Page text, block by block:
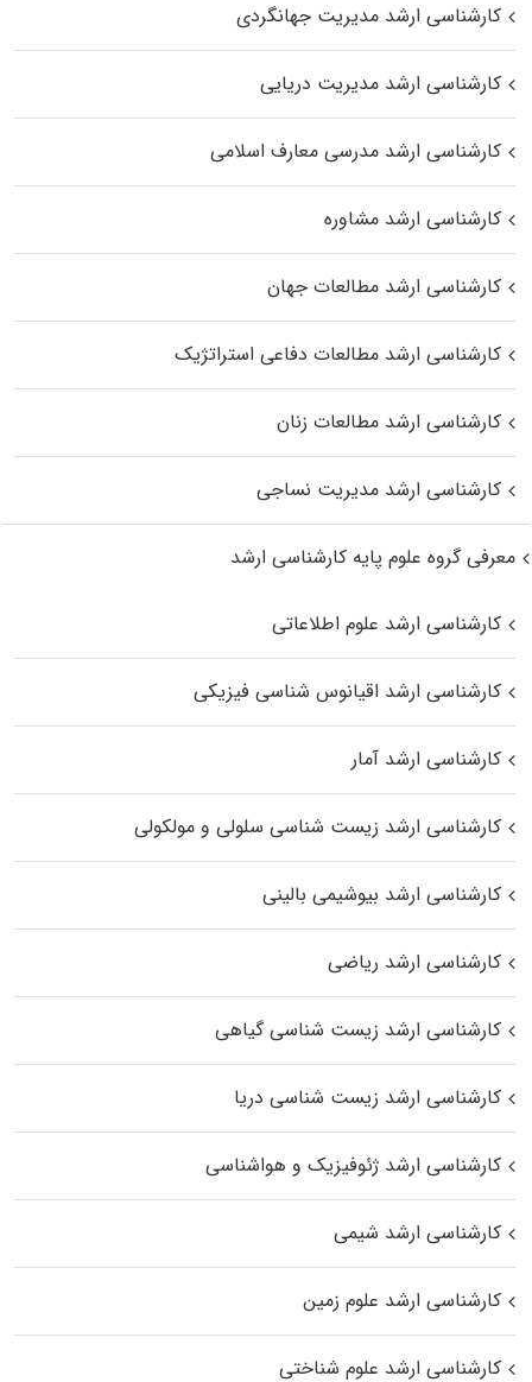
کارشناسی ارشد مدیریت جهانگردی
کارشناسی ارشد مدیریت دریایی
کارشناسی ارشد مدرسی معارف اسلامی
کارشناسی ارشد مشاوره
کارشناسی ارشد مطالعات جهان
کارشناسی ارشد مطالعات دفاعی استراتژیک
کارشناسی ارشد مطالعات زنان
کارشناسی ارشد مدیریت نساجی
معرفی گروه علوم پایه کارشناسی ارشد
کارشناسی ارشد علوم اطلاعاتی
کارشناسی ارشد اقیانوس‌ شناسی فیزیکی
کارشناسی ارشد آمار
کارشناسی ارشد زیست شناسی سلولی و مولکولی
کارشناسی ارشد بیوشیمی بالینی
کارشناسی ارشد ریاضی
کارشناسی ارشد زیست‌ شناسی گیاهی
کارشناسی ارشد زیست‌ شناسی دریا
کارشناسی ارشد ژئوفیزیک و هواشناسی
کارشناسی ارشد شیمی
کارشناسی ارشد علوم زمین
کارشناسی ارشد علوم شناختی